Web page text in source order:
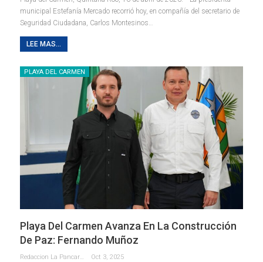
municipal Estefanía Mercado recorrió hoy, en compañía del secretario de
Seguridad Ciudadana, Carlos Montesinos…
LEE MAS...
PLAYA DEL CARMEN
Playa Del Carmen Avanza En La Construcción
De Paz: Fernando Muñoz
Redaccion La Pancarta De Quintana Roo Oct 3, 2025